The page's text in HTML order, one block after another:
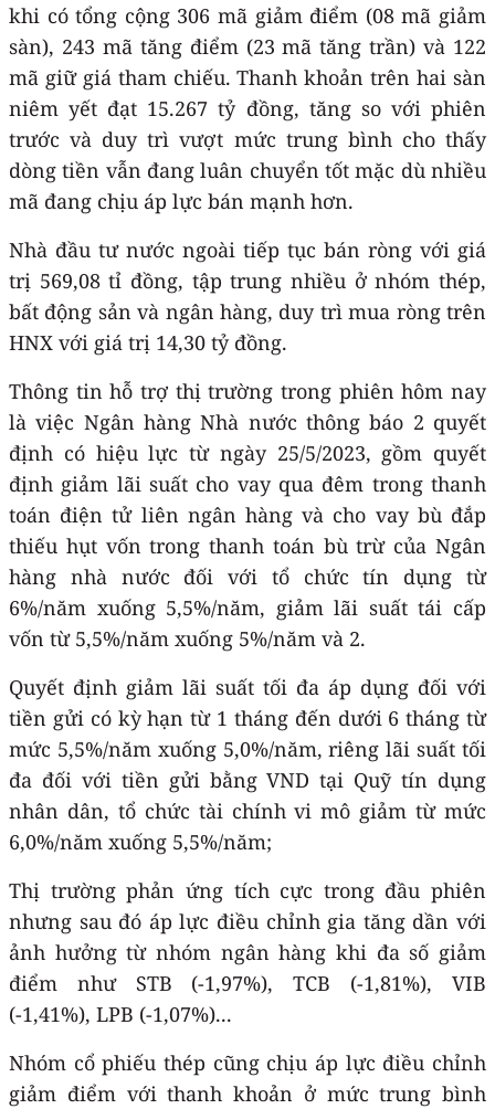
khi có tổng cộng 306 mã giảm điểm (08 mã giảm
sàn), 243 mã tăng điểm (23 mã tăng trần) và 122
mã giữ giá tham chiếu. Thanh khoản trên hai sàn
niêm yết đạt 15.267 tỷ đồng, tăng so với phiên
trước và duy trì vượt mức trung bình cho thấy
dòng tiền vẫn đang luân chuyển tốt mặc dù nhiều
mã đang chịu áp lực bán mạnh hơn.
Nhà đầu tư nước ngoài tiếp tục bán ròng với giá
trị 569,08 tỉ đồng, tập trung nhiều ở nhóm thép,
bất động sản và ngân hàng, duy trì mua ròng trên
HNX với giá trị 14,30 tỷ đồng.
Thông tin hỗ trợ thị trường trong phiên hôm nay
là việc Ngân hàng Nhà nước thông báo 2 quyết
định có hiệu lực từ ngày 25/5/2023, gồm quyết
định giảm lãi suất cho vay qua đêm trong thanh
toán điện tử liên ngân hàng và cho vay bù đắp
thiếu hụt vốn trong thanh toán bù trừ của Ngân
hàng nhà nước đối với tổ chức tín dụng từ
6%/năm xuống 5,5%/năm, giảm lãi suất tái cấp
vốn từ 5,5%/năm xuống 5%/năm và 2.
Quyết định giảm lãi suất tối đa áp dụng đối với
tiền gửi có kỳ hạn từ 1 tháng đến dưới 6 tháng từ
mức 5,5%/năm xuống 5,0%/năm, riêng lãi suất tối
đa đối với tiền gửi bằng VND tại Quỹ tín dụng
nhân dân, tổ chức tài chính vi mô giảm từ mức
6,0%/năm xuống 5,5%/năm;
Thị trường phản ứng tích cực trong đầu phiên
nhưng sau đó áp lực điều chỉnh gia tăng dần với
ảnh hưởng từ nhóm ngân hàng khi đa số giảm
điểm như STB (-1,97%), TCB (-1,81%), VIB
(-1,41%), LPB (-1,07%)...
Nhóm cổ phiếu thép cũng chịu áp lực điều chỉnh
giảm điểm với thanh khoản ở mức trung bình